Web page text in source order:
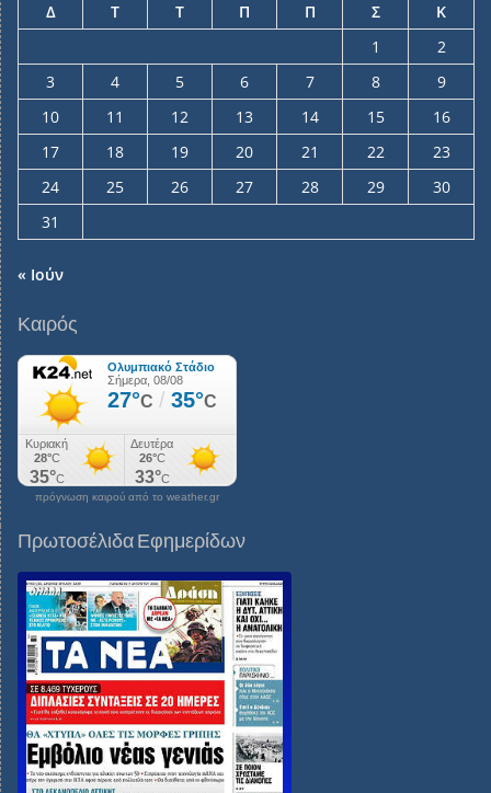
Δ
Τ Τ Π Π Σ
Κ
1
2
3
4 5 6 7 8
9
10
11 12 13 14 15
16
17
18 19 20 21 22
23
24
25 26 27 28 29
30
31
« Ιούν
Καιρός
πρόγνωση καιρού από το weather.gr
Πρωτοσέλιδα Εφημερίδων